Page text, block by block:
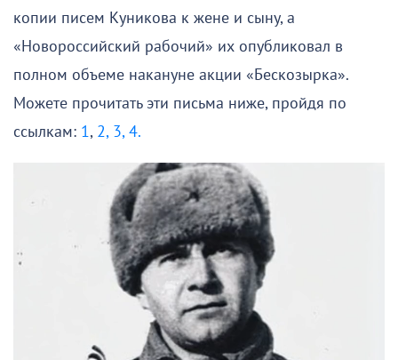
копии писем Куникова к жене и сыну, а
«Новороссийский рабочий» их опубликовал в
полном объеме накануне акции «Бескозырка».
Можете прочитать эти письма ниже, пройдя по
ссылкам: 1, 2, 3, 4.